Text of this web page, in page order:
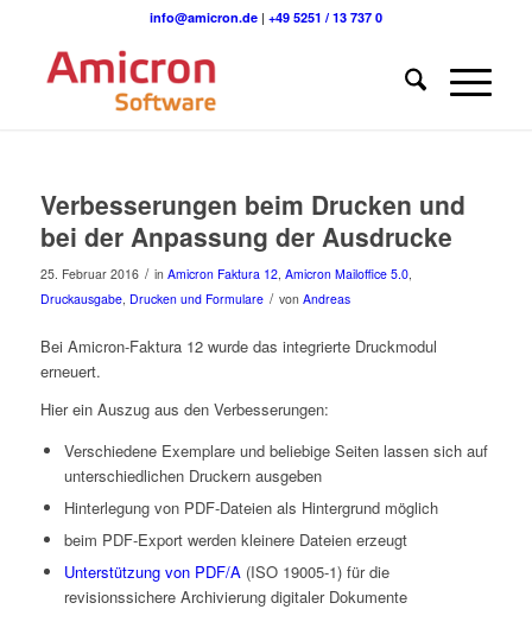
info@amicron.de| +49 5251 / 13 737 0
Verbesserungen beim Drucken und
bei der Anpassung der Ausdrucke
25. Februar 2016 / in Amicron Faktura 12, Amicron Mailoffice 5.0,
Druckausgabe, Drucken und Formulare / von Andreas
Bei Amicron-Faktura 12 wurde das integrierte Druckmodul
erneuert.
Hier ein Auszug aus den Verbesserungen:
Verschiedene Exemplare und beliebige Seiten lassen sich auf
unterschiedlichen Druckern ausgeben
Hinterlegung von PDF-Dateien als Hintergrund möglich
beim PDF-Export werden kleinere Dateien erzeugt
Unterstützung von PDF/A(ISO 19005-1) für die
revisionssichere Archivierung digitaler Dokumente